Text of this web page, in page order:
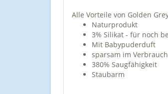
Alle Vorteile von Golden
Naturprodukt
3% Silikat - für noch
Mit Babypuderduft
sparsam im Verbrauch
380% Saugfähigkeit
Staubarm